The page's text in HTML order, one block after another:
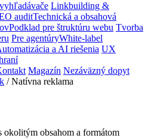
Linkbuilding &
auditTechnická a obsahová
Podklad pre štruktúru webu Tvorba
Pre agentúryWhite-label
a AI riešenia UX
Magazín Nezáväzný dopyt
/Natívna reklama
okolitým obsahom a formátom